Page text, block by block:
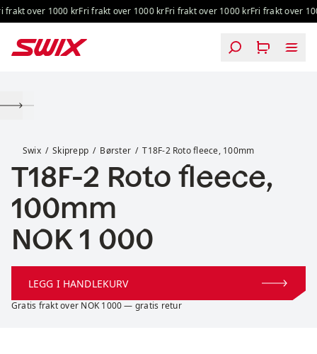
Hopp til innhold
over 1000 krFri frakt over 1000 krFri frakt over 1000 krFri frakt over
Swix Skiprepp Børster T18F-2 Roto fleece, 100mm
T18F-2 Roto fleece,
100mm
Pris:
NOK 1 000
LEGG I HANDLEKURV
Gratis frakt over NOK 1000 — gratis retur